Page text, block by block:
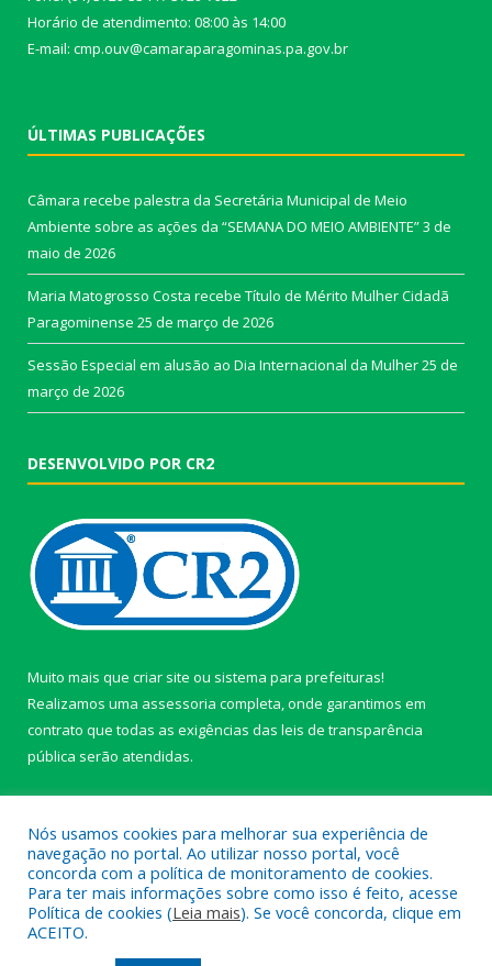
Horário de atendimento: 08:00 às 14:00
E-mail: cmp.ouv@camaraparagominas.pa.gov.br
ÚLTIMAS PUBLICAÇÕES
Câmara recebe palestra da Secretária Municipal de Meio
Ambiente sobre as ações da “SEMANA DO MEIO AMBIENTE”3 de
maio de 2026
Maria Matogrosso Costa recebe Título de Mérito Mulher Cidadã
Paragominense 25 de março de 2026
Sessão Especial em alusão ao Dia Internacional da Mulher25 de
março de 2026
DESENVOLVIDO POR CR2
Muito mais que criar site ou sistema para prefeituras!
Realizamos uma assessoria completa, onde garantimos em
contrato que todas as exigências das leis de transparência
pública serão atendidas.
Todos os direitos reservados a câmara de Paragominas.
Nós usamos cookies para melhorar sua experiência de
navegação no portal. Ao utilizar nosso portal, você
concorda com a política de monitoramento de cookies.
Para ter mais informações sobre como isso é feito, acesse
Política de cookies (Leia mais). Se você concorda, clique em
ACEITO.